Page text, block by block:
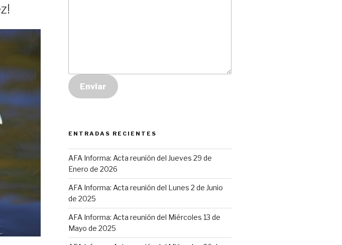
Enviar
ENTRADAS RECIENTES
AFA Informa: Acta reunión del Jueves 29 de
Enero de 2026
AFA Informa: Acta reunión del Lunes 2 de Junio
de 2025
AFA Informa: Acta reunión del Miércoles 13 de
Mayo de 2025